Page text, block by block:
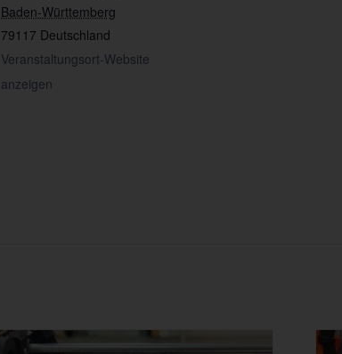
Baden-Württemberg
79117 Deutschland
Veranstaltungsort-Website
anzeigen